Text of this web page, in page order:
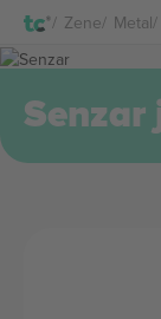
Zene Metal
Senzar